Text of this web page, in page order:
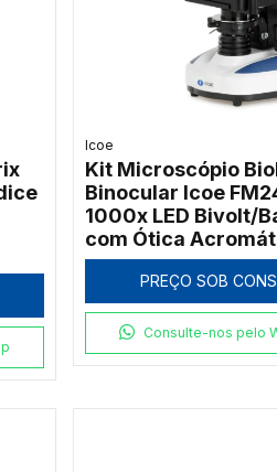
Icoe
Kit Microscópio
Binocular Icoe
1000x LED Bivolt/
com Ótica
PREÇO SOB
Consulte-nos pelo